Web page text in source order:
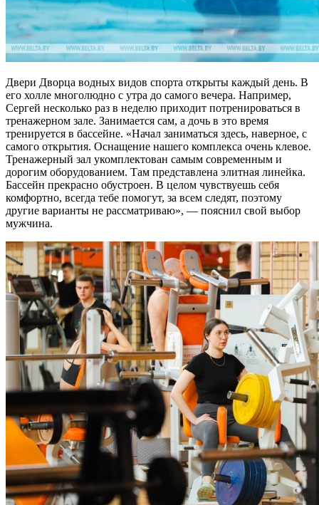
Двери Дворца водных видов спорта открыты каждый день. В
его холле многолюдно с утра до самого вечера. Например,
Сергей несколько раз в неделю приходит потренироваться в
тренажерном зале. Занимается сам, а дочь в это время
тренируется в бассейне. «Начал заниматься здесь, наверное, с
самого открытия. Оснащение нашего комплекса очень клевое.
Тренажерный зал укомплектован самым современным и
дорогим оборудованием. Там представлена элитная линейка.
Бассейн прекрасно обустроен. В целом чувствуешь себя
комфортно, всегда тебе помогут, за всем следят, поэтому
другие варианты не рассматриваю», — пояснил свой выбор
мужчина.